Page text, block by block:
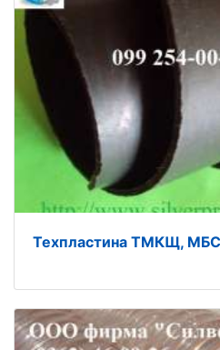
Техпластина ТМКЩ, МБС